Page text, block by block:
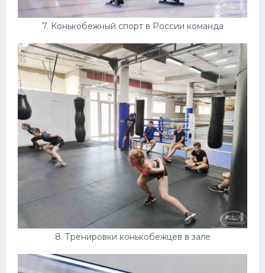
7. Конькобежный спорт в России команда
8. Тренировки конькобежцев в зале